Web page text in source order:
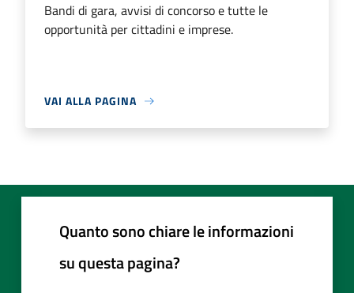
Bandi di gara, avvisi di concorso e tutte le
opportunità per cittadini e imprese.
VAI ALLA PAGINA
Quanto sono chiare le informazioni
su questa pagina?